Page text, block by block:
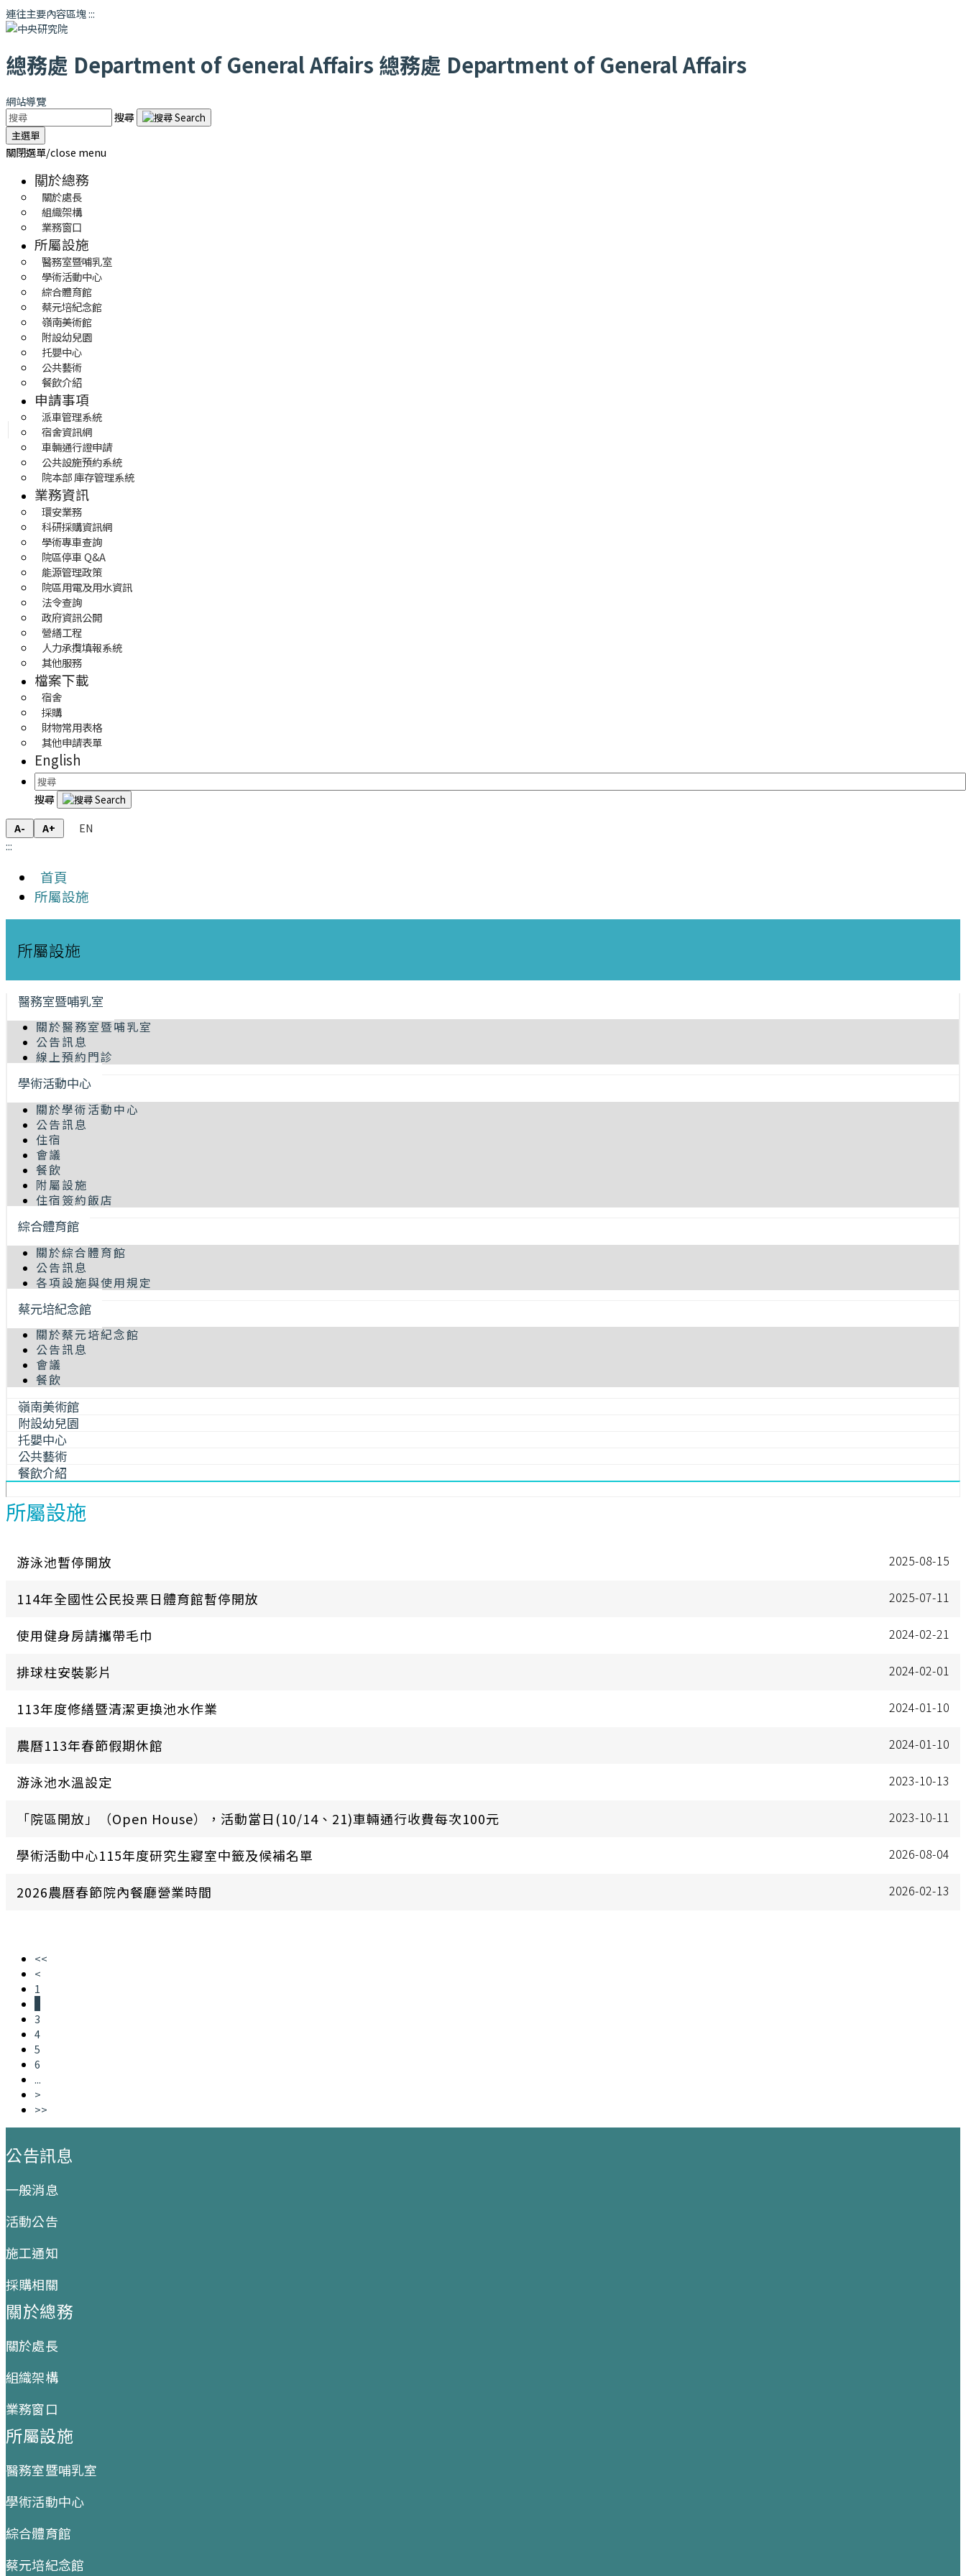
連往主要內容區塊:::
總務處 Department of General Affairs 總務處 Department of General Affairs
網站導覽
搜尋
主選單
關閉選單/close menu
關於總務
關於處長
組織架構
業務窗口
所屬設施
醫務室暨哺乳室
學術活動中心
綜合體育館
蔡元培紀念館
嶺南美術館
附設幼兒園
托嬰中心
公共藝術
餐飲介紹
申請事項
派車管理系統
宿舍資訊網
車輛通行證申請
公共設施預約系統
院本部 庫存管理系統
業務資訊
環安業務
科研採購資訊網
學術專車查詢
院區停車 Q&A
能源管理政策
院區用電及用水資訊
法令查詢
政府資訊公開
營繕工程
人力承攬填報系統
其他服務
檔案下載
宿舍
採購
財物常用表格
其他申請表單
English
搜尋
A- A+
EN
:::
首頁
所屬設施
所屬設施
醫務室暨哺乳室
關於醫務室暨哺乳室
公告訊息
線上預約門診
學術活動中心
關於學術活動中心
公告訊息
住宿
會議
餐飲
附屬設施
住宿簽約飯店
綜合體育館
關於綜合體育館
公告訊息
各項設施與使用規定
蔡元培紀念館
關於蔡元培紀念館
公告訊息
會議
餐飲
嶺南美術館
附設幼兒園
托嬰中心
公共藝術
餐飲介紹
所屬設施
游泳池暫停開放 2025-08-15
114年全國性公民投票日體育館暫停開放 2025-07-11
使用健身房請攜帶毛巾 2024-02-21
排球柱安裝影片 2024-02-01
113年度修繕暨清潔更換池水作業 2024-01-10
農曆113年春節假期休館 2024-01-10
游泳池水溫設定 2023-10-13
「院區開放」（Open House），活動當日(10/14、21)車輛通行收費每次100元 2023-10-11
學術活動中心115年度研究生寢室中籤及候補名單 2026-08-04
2026農曆春節院內餐廳營業時間 2026-02-13
<<
<
1
3
4
5
6
...
>
>>
公告訊息
一般消息
活動公告
施工通知
採購相關
關於總務
關於處長
組織架構
業務窗口
所屬設施
醫務室暨哺乳室
學術活動中心
綜合體育館
蔡元培紀念館